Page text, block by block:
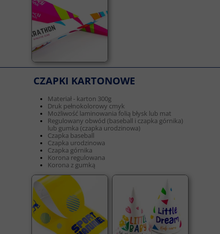
Materiał - karton 300g
Druk pełnokolorowy cmyk
Możliwość laminowania folią błysk lub mat
Regulowany obwód (baseball i czapka górnika)
lub gumka (czapka urodzinowa)
Czapka baseball
Czapka urodzinowa
Czapka górnika
Korona regulowana
Korona z gumką
CZAPKI KARTONOWE